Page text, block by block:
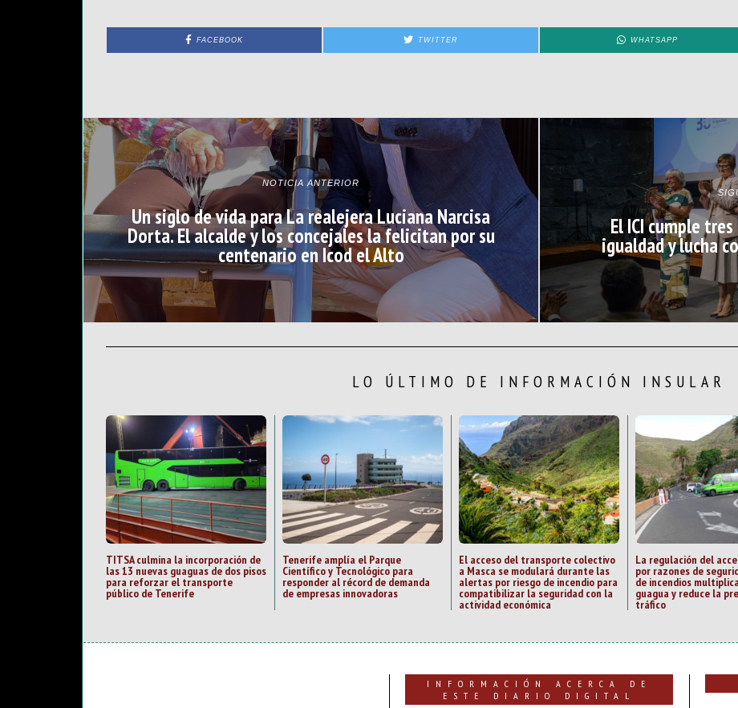
FACEBOOK TWITTER WHATSAPP
NOTICIA ANTERIOR
Un siglo de vida para La realejera Luciana Narcisa
Dorta. El alcalde y los concejales la felicitan por su
centenario en Icod el Alto
El ICI cumple
igualdad y lucha
LO ÚLTIMO DE INFORMACIÓN INSULAR
TITSA culmina la incorporación de
las 13 nuevas guaguas de dos pisos
para reforzar el transporte
público de Tenerife
Tenerife amplía el Parque
Científico y Tecnológico para
responder al récord de demanda
de empresas innovadoras
El acceso del transporte colectivo
a Masca se modulará durante las
alertas por riesgo de incendio para
compatibilizar la seguridad con la
actividad económica
La regulación del
por razones de
de incendios
guagua y reduce la
tráfico
INFORMACIÓN ACERCA DE
ESTE DIARIO DIGITAL